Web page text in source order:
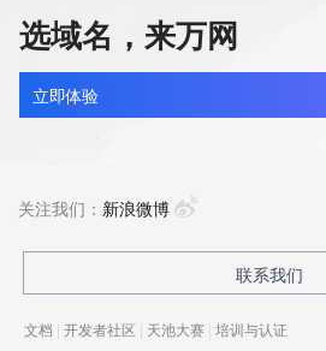
选域名，来万网
立即体验
关注我们： 新浪微博
联系我们
文档 | 开发者社区 | 天池大赛 | 培训与认证